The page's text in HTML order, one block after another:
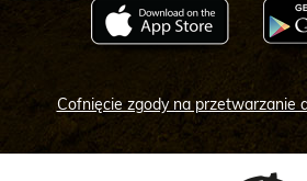
Cofnięcie zgody na przetwarzanie